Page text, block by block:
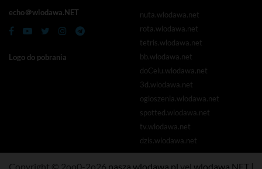
echo＠wlodawa.NET
Logo do pobrania
nuta.wlodawa.net
rota.wlodawa.net
tetris.wlodawa.net
bb.wlodawa.net
doCelu.wlodawa.net
3d.wlodawa.net
ogloszenia.wlodawa.net
spotted.wlodawa.net
tv.wlodawa.net
dzis.wlodawa.net
Copyright © 2oo0-2o26 nasza.wlodawa.pl vel wlodawa.NET|